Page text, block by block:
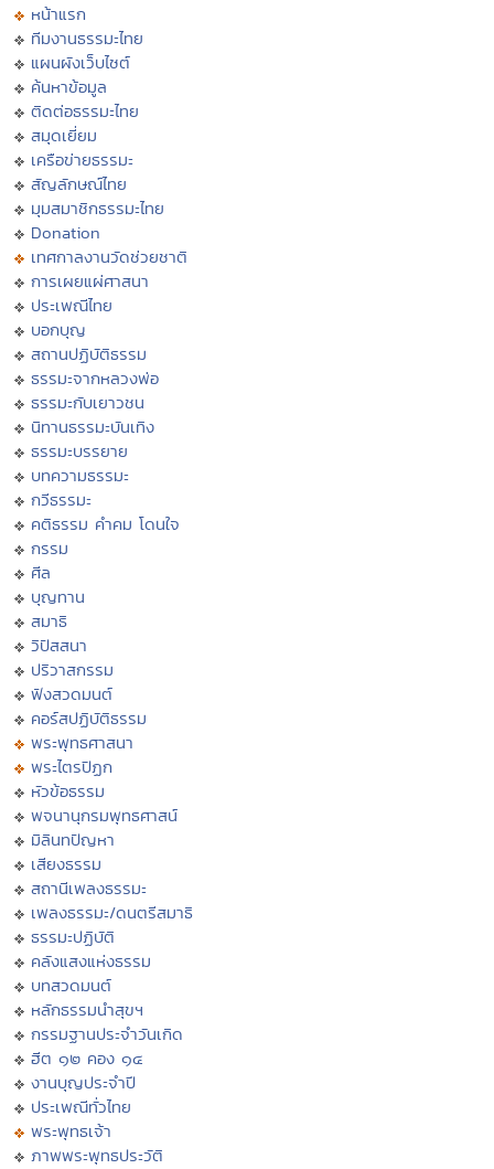
หน้าแรก
ทีมงานธรรมะไทย
แผนผังเว็บไซต์
ค้นหาข้อมูล
ติดต่อธรรมะไทย
สมุดเยี่ยม
เครือข่ายธรรมะ
สัญลักษณ์ไทย
มุมสมาชิกธรรมะไทย
Donation
เทศกาลงานวัดช่วยชาติ
การเผยแผ่ศาสนา
ประเพณีไทย
บอกบุญ
สถานปฏิบัติธรรม
ธรรมะจากหลวงพ่อ
ธรรมะกับเยาวชน
นิทานธรรมะบันเทิง
ธรรมะบรรยาย
บทความธรรมะ
กวีธรรมะ
คติธรรม คำคม โดนใจ
กรรม
ศีล
บุญทาน
สมาธิ
วิปัสสนา
ปริวาสกรรม
ฟังสวดมนต์
คอร์สปฏิบัติธรรม
พระพุทธศาสนา
พระไตรปิฏก
หัวข้อธรรม
พจนานุกรมพุทธศาสน์
มิลินทปัญหา
เสียงธรรม
สถานีเพลงธรรมะ
เพลงธรรมะ/ดนตรีสมาธิ
ธรรมะปฏิบัติ
คลังแสงแห่งธรรม
บทสวดมนต์
หลักธรรมนำสุขฯ
กรรมฐานประจำวันเกิด
ฮีต ๑๒ คอง ๑๔
งานบุญประจำปี
ประเพณีทั่วไทย
พระพุทธเจ้า
ภาพพระพุทธประวัติ